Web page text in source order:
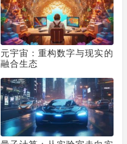
元宇宙：重构数字与现实的
融合生态